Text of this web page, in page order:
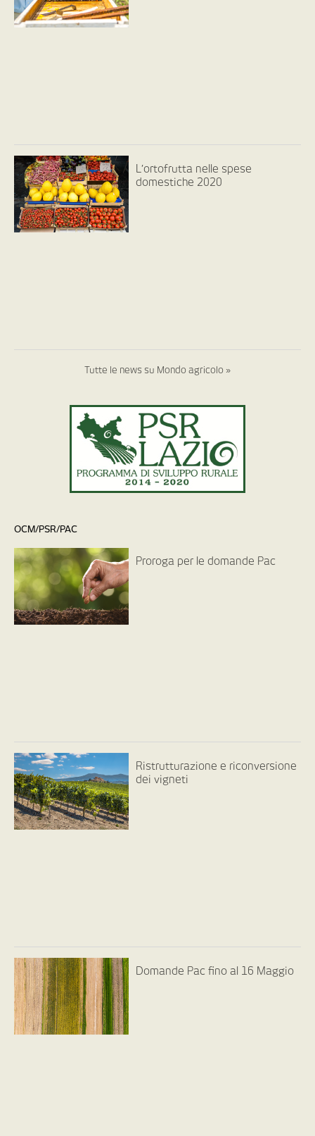
L’ortofrutta nelle spese
domestiche 2020
Tutte le news su Mondo agricolo »
OCM/PSR/PAC
Proroga per le domande Pac
Ristrutturazione e riconversione
dei vigneti
Domande Pac fino al 16 Maggio